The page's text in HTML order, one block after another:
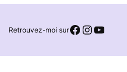
Retrouvez-moi surFacebook